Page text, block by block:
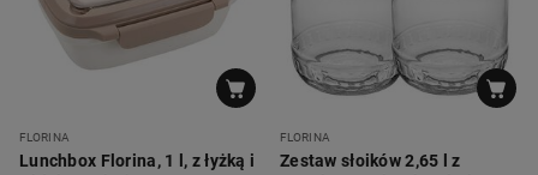
FLORINA
Lunchbox Florina, 1 l, z łyżką i
FLORINA
Zestaw słoików 2,65 l z